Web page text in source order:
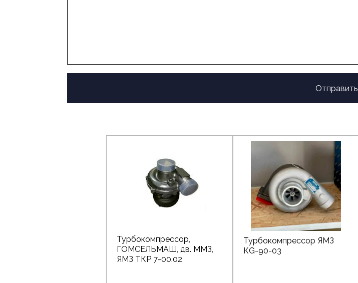
Отправить
Турбокомпрессор,
ГОМСЕЛЬМАШ, дв. ММЗ,
ЯМЗ ТКР 7-00.02
Турбокомпрессор ЯМЗ
КG-90-03